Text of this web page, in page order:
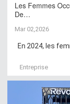
Les Femmes
De…
Mar 02,2026
En 2024, les
Entreprise